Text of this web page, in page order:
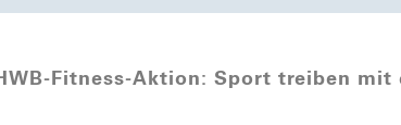
Fitness-Aktion: Sport treiben mit